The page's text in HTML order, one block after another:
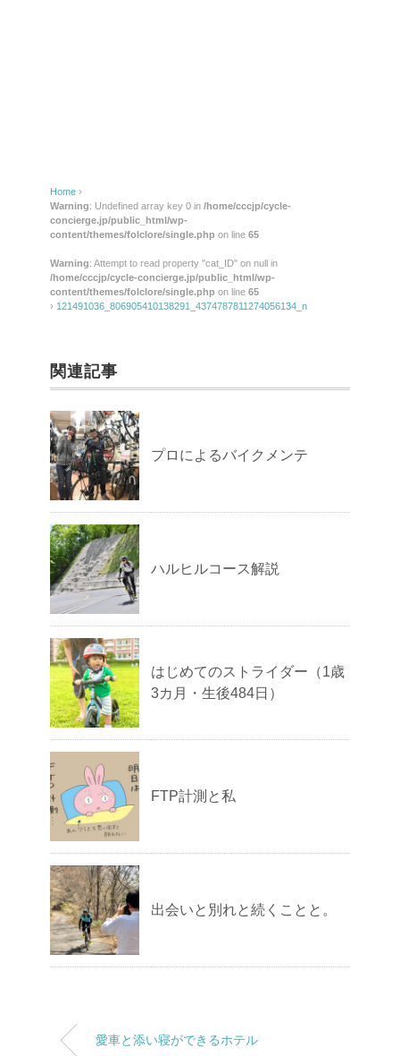
Home ›
Warning: Undefined array key 0 in /home/cccjp/cycle-
concierge.jp/public_html/wp-
content/themes/folclore/single.php on line 65
Warning: Attempt to read property "cat_ID" on null in
/home/cccjp/cycle-concierge.jp/public_html/wp-
content/themes/folclore/single.php on line 65
› 121491036_806905410138291_4374787811274056134_n
関連記事
プロによるバイクメンテ
ハルヒルコース解説
はじめてのストライダー（1歳
3カ月・生後484日）
FTP計測と私
出会いと別れと続くことと。
愛車と添い寝ができるホテル